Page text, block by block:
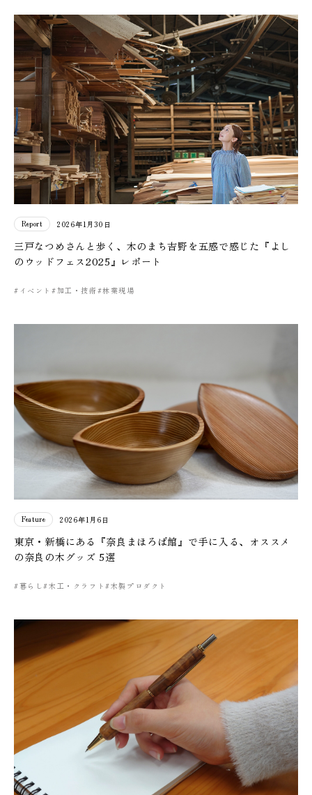
Report 2026年1月30日
三戸なつめさんと歩く、木のまち吉野を五感で感じた『よし
のウッドフェス2025』レポート
#イベント #加工・技術 #林業現場
Feature 2026年1月6日
東京・新橋にある『奈良まほろば館』で手に入る、オススメ
の奈良の木グッズ 5選
#暮らし#木工・クラフト#木製プロダクト